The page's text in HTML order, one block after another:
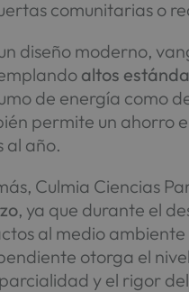
comunitarias o
diseño moderno,
altos
de energía como
permite un ahorro
al año.
Culmia Ciencias
, ya que durante el
al medio ambiente
otorga el
y el rigor